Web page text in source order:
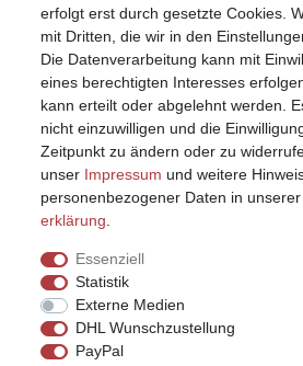
erfolgt erst durch gesetzte Cookies.
mit Dritten, die wir in den
Die Datenverarbeitung kann mit
eines berechtigten Interesses
kann erteilt oder abgelehnt werden.
nicht einzuwilligen und die
Zeitpunkt zu ändern oder zu
unser Impressum und weitere
personenbezogener Daten in unserer
erklärung
Essenziell
Statistik
Externe Medien
DHL Wunschzustellung
PayPal